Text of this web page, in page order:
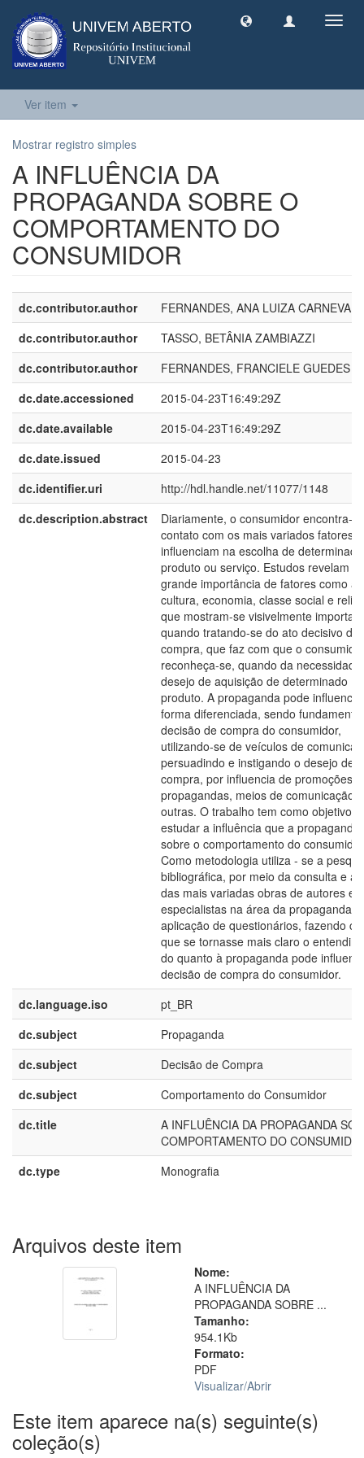
Ver item
Mostrar registro simples
A INFLUÊNCIA DA
PROPAGANDA SOBRE O
COMPORTAMENTO DO
CONSUMIDOR
dc.contributor.author
FERNANDES, ANA LUIZA
dc.contributor.author
TASSO, BETÂNIA ZAMBIAZZI
dc.contributor.author
FERNANDES, FRANCIELE GUEDES
dc.date.accessioned
2015-04-23T16:49:29Z
dc.date.available
2015-04-23T16:49:29Z
dc.date.issued
2015-04-23
dc.identifier.uri
http://hdl.handle.net/11077/1148
dc.description.abstract
Diariamente, o consumidor encontra-
contato com os mais variados fatores
influenciam na escolha de determinado
produto ou serviço. Estudos revelam a
grande importância de fatores como a
cultura, economia, classe social e
que mostram-se visivelmente
quando tratando-se do ato decisivo da
compra, que faz com que o
reconheça-se, quando da
desejo de aquisição de determinado
produto. A propaganda pode
forma diferenciada, sendo
decisão de compra do consumidor,
utilizando-se de veículos de
persuadindo e instigando o desejo de
compra, por influencia de promoções,
propagandas, meios de comunicação,
outras. O trabalho tem como objetivo
estudar a influência que a propaganda
sobre o comportamento do
Como metodologia utiliza - se a
bibliográfica, por meio da consulta e
das mais variadas obras de autores e
especialistas na área da propaganda
aplicação de questionários, fazendo
que se tornasse mais claro o
do quanto à propaganda pode
decisão de compra do consumidor.
dc.language.iso
pt_BR
dc.subject
Propaganda
dc.subject
Decisão de Compra
dc.subject
Comportamento do Consumidor
dc.title
A INFLUÊNCIA DA PROPAGANDA
COMPORTAMENTO DO
dc.type
Monografia
Arquivos deste item
Nome:
A INFLUÊNCIA DA
PROPAGANDA SOBRE ...
Tamanho:
954.1Kb
Formato:
PDF
Visualizar/Abrir
Este item aparece na(s) seguinte(s)
coleção(s)